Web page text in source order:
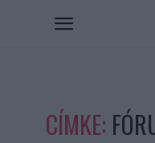
CÍMKE: